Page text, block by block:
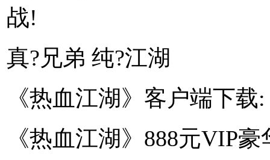
战!
真?兄弟 纯?江湖
《热血江湖》客户端下载:
《热血江湖》888元VIP豪